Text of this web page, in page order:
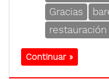
Gracias
restauración
Continuar »